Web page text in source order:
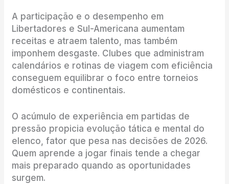
A participação e o desempenho em
Libertadores e Sul-Americana aumentam
receitas e atraem talento, mas também
imponhem desgaste. Clubes que administram
calendários e rotinas de viagem com eficiência
conseguem equilibrar o foco entre torneios
domésticos e continentais.
O acúmulo de experiência em partidas de
pressão propicia evolução tática e mental do
elenco, fator que pesa nas decisões de 2026.
Quem aprende a jogar finais tende a chegar
mais preparado quando as oportunidades
surgem.